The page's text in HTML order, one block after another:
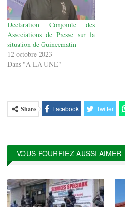
Déclaration Conjointe des
Associations de Presse sur la
situation de Guineematin
12 octobre 2023
Dans "À LA UNE"
Share Facebook Twitter
VOUS POURRIEZ AUSSI AIMER